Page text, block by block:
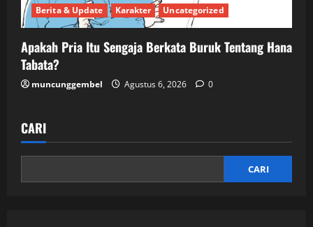
Berita & Update Karakter Uncategorized
Apakah Pria Itu Sengaja Berkata Buruk Tentang Hana
Tabata?
muncunggembel Agustus 6, 2026 0
CARI
CARI